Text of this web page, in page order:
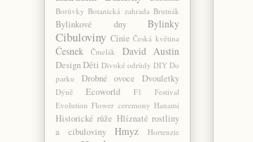
Borůvky Botanická zahrada Brutnák
Bylinkové dny Bylinky
Cibuloviny Cínie Česká květina
Česnek Čmelák David Austin
DesignDěti Divoké odrůdy DIY Do
parku
Drobné ovoce Dvouletky
Dýně Ecoworld F1
Festival
Evolution Flower ceremony Hanami
Historické růže Hlíznaté rostliny
a cibuloviny
Hmyz Hortenzie